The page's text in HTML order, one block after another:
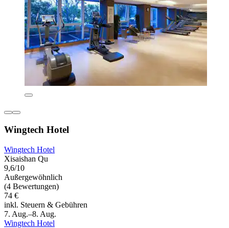
Wingtech Hotel
Wingtech Hotel
Xisaishan Qu
9,6/10
Außergewöhnlich
(4 Bewertungen)
74 €
inkl. Steuern & Gebühren
7. Aug.–8. Aug.
Wingtech Hotel